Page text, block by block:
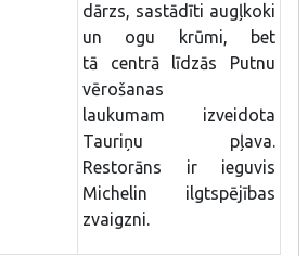
dārzs, sastādīti augļkoki
un ogu krūmi, bet
tā centrā līdzās Putnu
vērošanas
laukumam izveidota
Tauriņu pļava.
Restorāns ir ieguvis
Michelin ilgtspējības
zvaigzni.